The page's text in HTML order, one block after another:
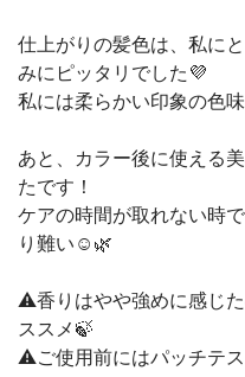
仕上がりの髪色は、私に
みにピッタリでした💜
私には柔らかい印象の色
あと、カラー後に使える
たです！
ケアの時間が取れない時
り難い☺️🌿
⚠️香りはやや強めに感じ
ススメ🍃
⚠️ご使用前にはパッチテ